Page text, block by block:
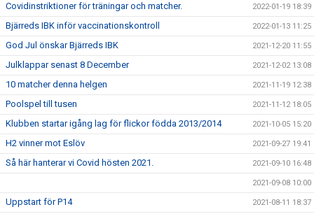
Covidinstriktioner för träningar och matcher. 2022-01-19 18:39
Bjärreds IBK inför vaccinationskontroll 2022-01-13 11:25
God Jul önskar Bjärreds IBK 2021-12-20 11:55
Julklappar senast 8 December 2021-12-02 13:08
10 matcher denna helgen 2021-11-19 12:38
Poolspel till tusen 2021-11-12 18:05
Klubben startar igång lag för flickor födda 2013/2014 2021-10-05 15:20
H2 vinner mot Eslöv 2021-09-27 19:41
Så här hanterar vi Covid hösten 2021. 2021-09-10 16:48
2021-09-08 10:00
Uppstart för P14 2021-08-11 18:37